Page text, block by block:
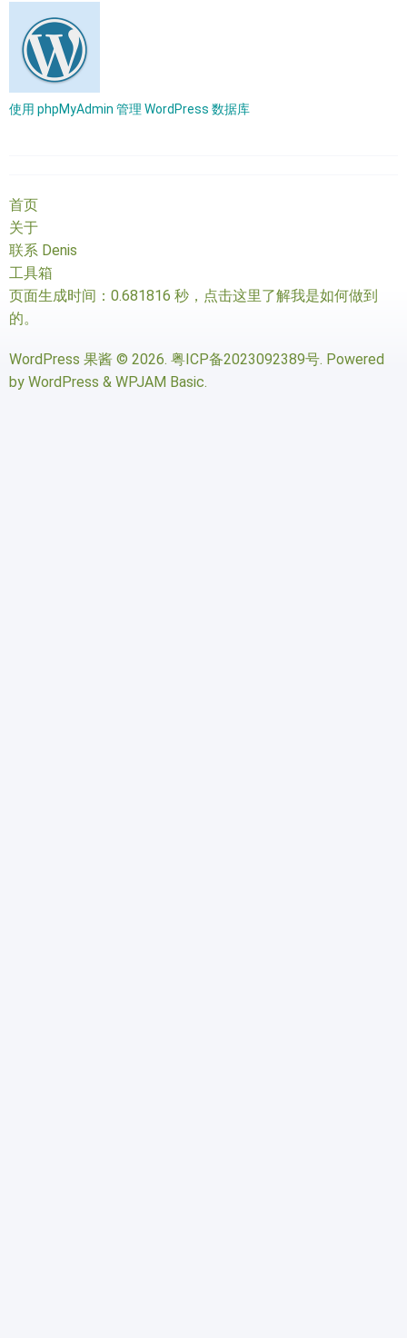
使用 phpMyAdmin 管理 WordPress 数据库
首页
关于
联系 Denis
工具箱
页面生成时间：0.681816 秒， 点击这里了解我是如何做到
的。
WordPress 果酱 © 2026. 粤ICP备2023092389号. Powered
by WordPress & WPJAM Basic.